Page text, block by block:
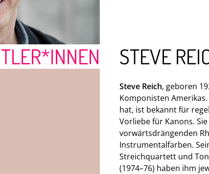
XXI ENSEMBLE
IEMA-
STEVE
Steve Reich, geboren
Komponisten
hat, ist bekannt für
Vorliebe für Kanons.
vorwärtsdrängenden
Instrumentalfarben.
Streichquartett und
(1974–76) haben ihm